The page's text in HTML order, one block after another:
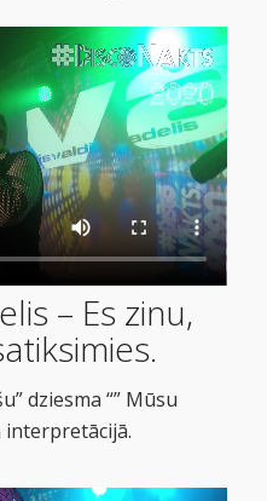
– Es zinu,
dziesma “” Mūsu
interpretācijā.